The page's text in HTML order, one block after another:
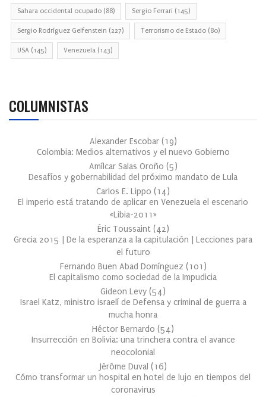
Sahara occidental ocupado (88) Sergio Ferrari (145)
Sergio Rodríguez Gelfenstein (227) Terrorismo de Estado (80)
USA (145) Venezuela (143)
COLUMNISTAS
Alexander Escobar (19)
Colombia: Medios alternativos y el nuevo Gobierno
Amílcar Salas Oroño (5)
Desafíos y gobernabilidad del próximo mandato de Lula
Carlos E. Lippo (14)
El imperio está tratando de aplicar en Venezuela el escenario
«Libia-2011»
Éric Toussaint (42)
Grecia 2015 | De la esperanza a la capitulación | Lecciones para
el futuro
Fernando Buen Abad Domínguez (101 )
El capitalismo como sociedad de la Impudicia
Gideon Levy (54)
Israel Katz, ministro israelí de Defensa y criminal de guerra a
mucha honra
Héctor Bernardo (54)
Insurrección en Bolivia: una trinchera contra el avance
neocolonial
Jérôme Duval (16)
Cómo transformar un hospital en hotel de lujo en tiempos del
coronavirus